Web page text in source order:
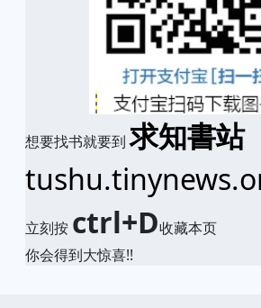
想要找书就要到求知書站
立刻按 ctrl+D收藏本页
你会得到大惊喜!!